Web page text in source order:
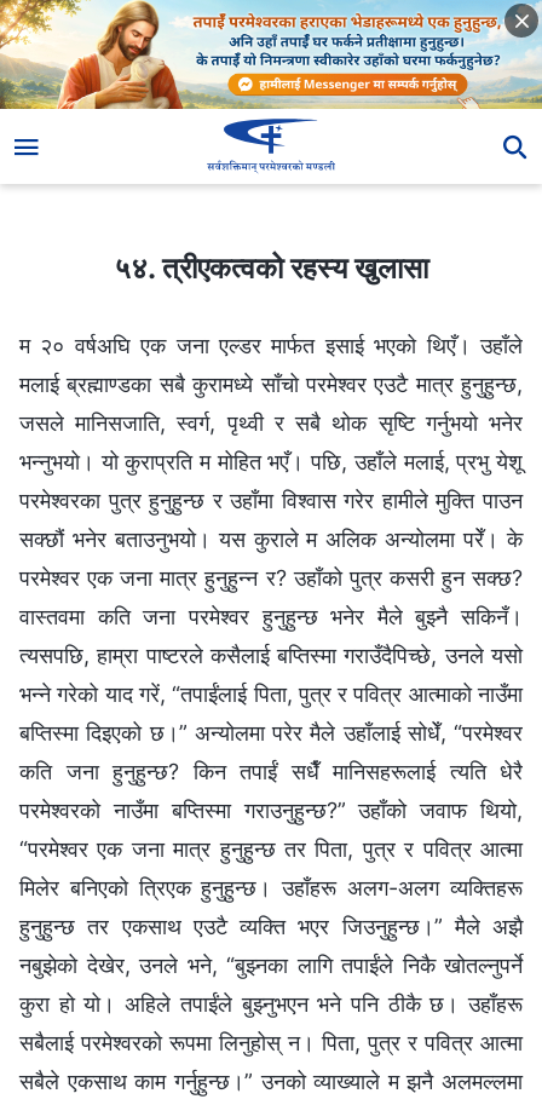
५४. त्रीएकत्वको रहस्य खुलासा
म २० वर्षअघि एक जना एल्डर मार्फत इसाई भएको थिएँ। उहाँले
मलाई ब्रह्माण्डका सबै कुरामध्ये साँचो परमेश्‍वर एउटै मात्र हुनुहुन्छ,
जसले मानिसजाति, स्वर्ग, पृथ्वी र सबै थोक सृष्टि गर्नुभयो भनेर
भन्‍नुभयो। यो कुराप्रति म मोहित भएँ। पछि, उहाँले मलाई, प्रभु येशू
परमेश्‍वरका पुत्र हुनुहुन्छ र उहाँमा विश्‍वास गरेर हामीले मुक्ति पाउन
सक्छौं भनेर बताउनुभयो। यस कुराले म अलिक अन्योलमा परेँ। के
परमेश्‍वर एक जना मात्र हुनुहुन्न र? उहाँको पुत्र कसरी हुन सक्छ?
वास्तवमा कति जना परमेश्‍वर हुनुहुन्छ भनेर मैले बुझ्नै सकिनँ।
त्यसपछि, हाम्रा पाष्टरले कसैलाई बप्तिस्मा गराउँदैपिच्छे, उनले यसो
भन्‍ने गरेको याद गरें, “तपाईंलाई पिता, पुत्र र पवित्र आत्माको नाउँमा
बप्तिस्मा दिइएको छ।” अन्योलमा परेर मैले उहाँलाई सोधेँ, “परमेश्‍वर
कति जना हुनुहुन्छ? किन तपाईं सधैँ मानिसहरूलाई त्यति धेरै
परमेश्‍वरको नाउँमा बप्तिस्मा गराउनुहुन्छ?” उहाँको जवाफ थियो,
“परमेश्‍वर एक जना मात्र हुनुहुन्छ तर पिता, पुत्र र पवित्र आत्मा
मिलेर बनिएको त्रिएक हुनुहुन्छ। उहाँहरू अलग-अलग व्यक्तिहरू
हुनुहुन्छ तर एकसाथ एउटै व्यक्ति भएर जिउनुहुन्छ।” मैले अझै
नबुझेको देखेर, उनले भने, “बुझ्नका लागि तपाईंले निकै खोतल्नुपर्ने
कुरा हो यो। अहिले तपाईंले बुझ्नुभएन भने पनि ठीकै छ। उहाँहरू
सबैलाई परमेश्‍वरको रूपमा लिनुहोस् न। पिता, पुत्र र पवित्र आत्मा
सबैले एकसाथ काम गर्नुहुन्छ।” उनको व्याख्याले म झनै अलमल्लमा